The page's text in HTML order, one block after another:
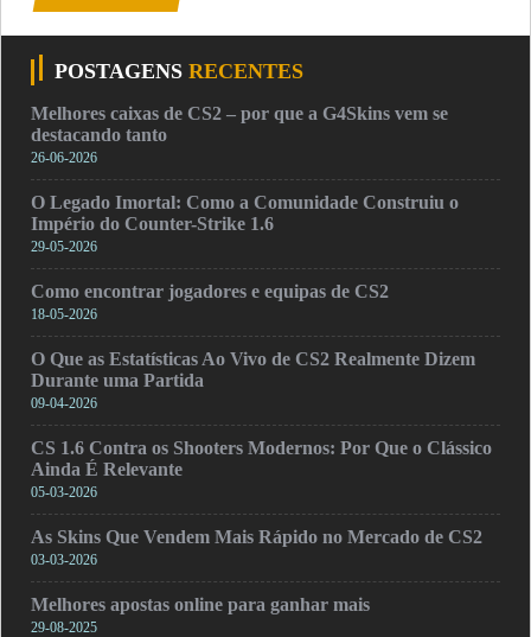
POSTAGENS RECENTES
Melhores caixas de CS2 – por que a G4Skins vem se
destacando tanto
26-06-2026
O Legado Imortal: Como a Comunidade Construiu o
Império do Counter-Strike 1.6
29-05-2026
Como encontrar jogadores e equipas de CS2
18-05-2026
O Que as Estatísticas Ao Vivo de CS2 Realmente Dizem
Durante uma Partida
09-04-2026
CS 1.6 Contra os Shooters Modernos: Por Que o Clássico
Ainda É Relevante
05-03-2026
As Skins Que Vendem Mais Rápido no Mercado de CS2
03-03-2026
Melhores apostas online para ganhar mais
29-08-2025